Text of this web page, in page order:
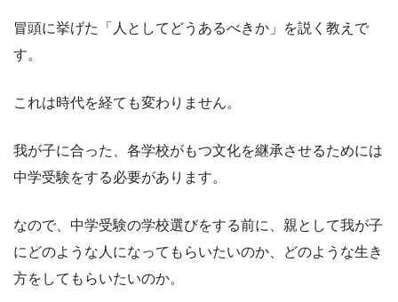
冒頭に挙げた「人としてどうあるべきか」を説く教えで
す。
これは時代を経ても変わりません。
我が子に合った、各学校がもつ文化を継承させるためには
中学受験をする必要があります。
なので、中学受験の学校選びをする前に、親として我が子
にどのような人になってもらいたいのか、どのような生き
方をしてもらいたいのか。